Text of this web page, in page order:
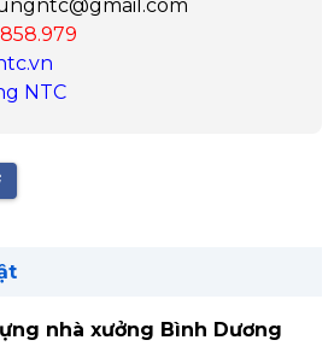
NTC
nhà xưởng Bình Dương